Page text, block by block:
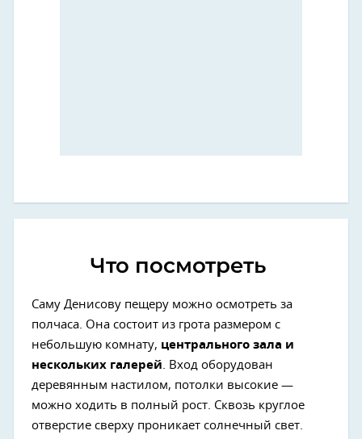
Что посмотреть
Саму Денисову пещеру можно осмотреть за
полчаса. Она состоит из грота размером с
небольшую комнату, центрального зала и
нескольких галерей. Вход оборудован
деревянным настилом, потолки высокие —
можно ходить в полный рост. Сквозь круглое
отверстие сверху проникает солнечный свет.